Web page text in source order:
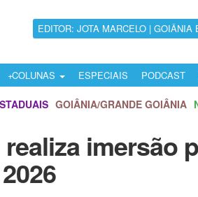
EDITOR: JOTA MARCELO |
COLUNAS ESPECIAIS PODCAST
GOIÂNIA/GRANDE GOIÂNIA
imersão